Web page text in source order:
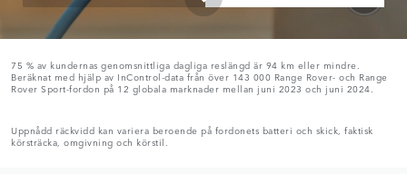
75 % av kundernas genomsnittliga dagliga reslängd är 94 km eller mindre.
Beräknat med hjälp av InControl-data från över 143 000 Range Rover- och Range
Rover Sport-fordon på 12 globala marknader mellan juni 2023 och juni 2024.
Uppnådd räckvidd kan variera beroende på fordonets batteri och skick, faktisk
körsträcka, omgivning och körstil.